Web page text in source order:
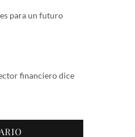
para un futuro
financiero dice